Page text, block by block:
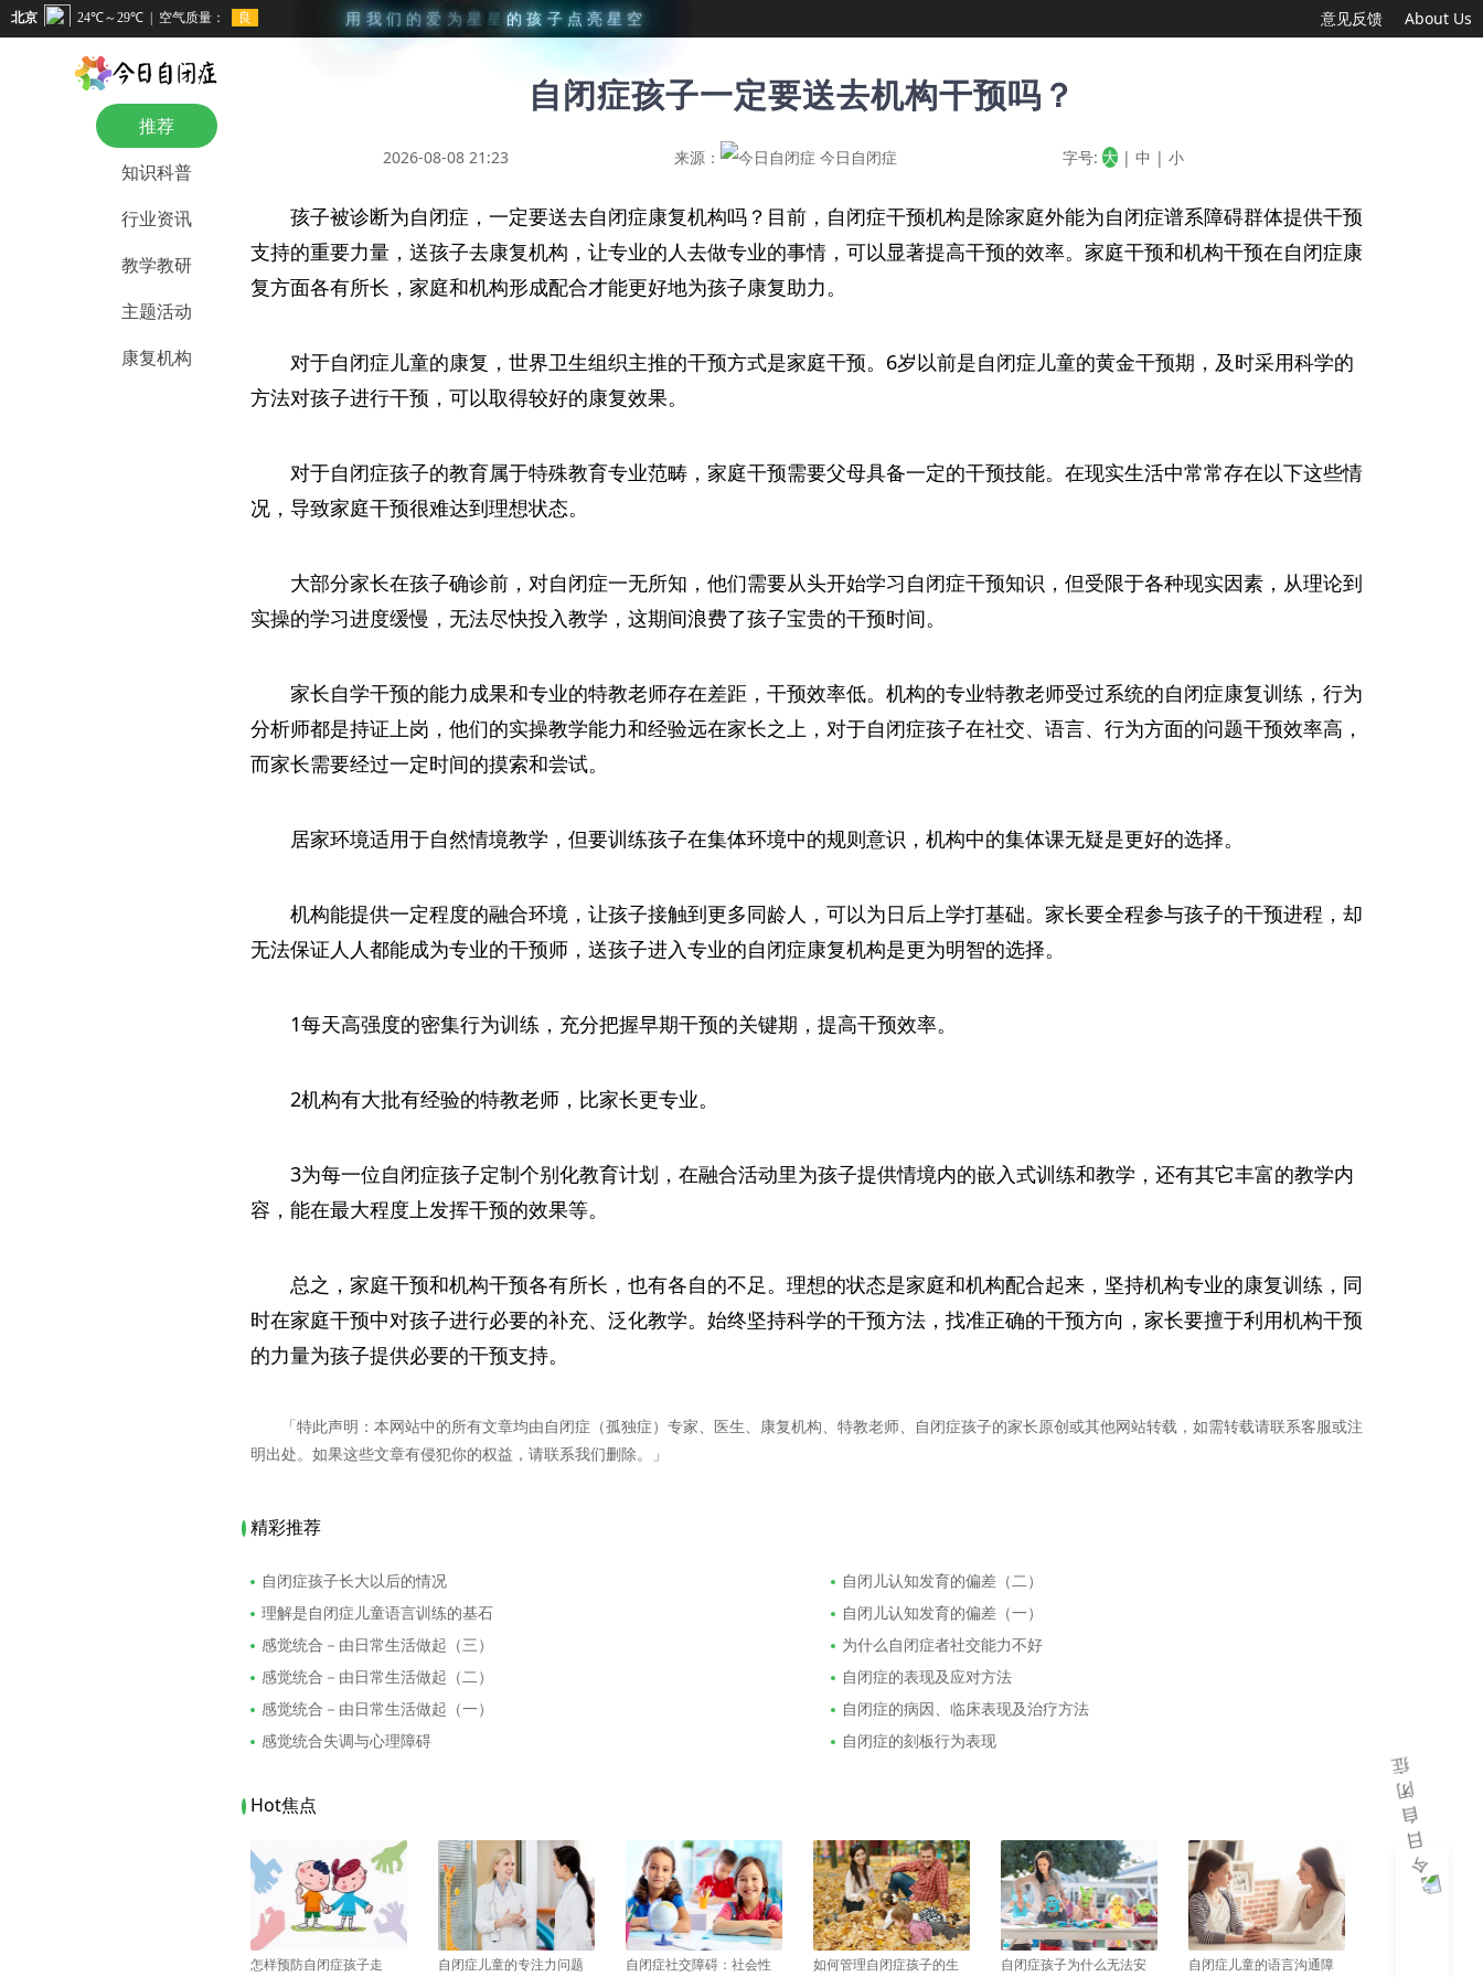
用 我 们 的 爱 为 星 星 的 孩 子 点 亮 星 空 意见反馈 About Us
推荐
知识科普
行业资讯
教学教研
主题活动
康复机构
自闭症孩子一定要送去机构干预吗？
2026-08-08 21:23 来源： 今日自闭症 字号: 大 | 中 | 小
孩子被诊断为自闭症，一定要送去自闭症康复机构吗？目前，自闭症干预机构是除家庭外能为自闭症谱系障碍群体提供干预
支持的重要力量，送孩子去康复机构，让专业的人去做专业的事情，可以显著提高干预的效率。家庭干预和机构干预在自闭症康
复方面各有所长，家庭和机构形成配合才能更好地为孩子康复助力。
对于自闭症儿童的康复，世界卫生组织主推的干预方式是家庭干预。6岁以前是自闭症儿童的黄金干预期，及时采用科学的
方法对孩子进行干预，可以取得较好的康复效果。
对于自闭症孩子的教育属于特殊教育专业范畴，家庭干预需要父母具备一定的干预技能。在现实生活中常常存在以下这些情
况，导致家庭干预很难达到理想状态。
大部分家长在孩子确诊前，对自闭症一无所知，他们需要从头开始学习自闭症干预知识，但受限于各种现实因素，从理论到
实操的学习进度缓慢，无法尽快投入教学，这期间浪费了孩子宝贵的干预时间。
家长自学干预的能力成果和专业的特教老师存在差距，干预效率低。机构的专业特教老师受过系统的自闭症康复训练，行为
分析师都是持证上岗，他们的实操教学能力和经验远在家长之上，对于自闭症孩子在社交、语言、行为方面的问题干预效率高，
而家长需要经过一定时间的摸索和尝试。
居家环境适用于自然情境教学，但要训练孩子在集体环境中的规则意识，机构中的集体课无疑是更好的选择。
机构能提供一定程度的融合环境，让孩子接触到更多同龄人，可以为日后上学打基础。家长要全程参与孩子的干预进程，却
无法保证人人都能成为专业的干预师，送孩子进入专业的自闭症康复机构是更为明智的选择。
1每天高强度的密集行为训练，充分把握早期干预的关键期，提高干预效率。
2机构有大批有经验的特教老师，比家长更专业。
3为每一位自闭症孩子定制个别化教育计划，在融合活动里为孩子提供情境内的嵌入式训练和教学，还有其它丰富的教学内
容，能在最大程度上发挥干预的效果等。
总之，家庭干预和机构干预各有所长，也有各自的不足。理想的状态是家庭和机构配合起来，坚持机构专业的康复训练，同
时在家庭干预中对孩子进行必要的补充、泛化教学。始终坚持科学的干预方法，找准正确的干预方向，家长要擅于利用机构干预
的力量为孩子提供必要的干预支持。
「特此声明：本网站中的所有文章均由自闭症（孤独症）专家、医生、康复机构、特教老师、自闭症孩子的家长原创或其他网站转载，如需转载请联系客服或注
明出处。如果这些文章有侵犯你的权益，请联系我们删除。」
精彩推荐
自闭症孩子长大以后的情况
理解是自闭症儿童语言训练的基石
感觉统合－由日常生活做起（三）
感觉统合－由日常生活做起（二）
感觉统合－由日常生活做起（一）
感觉统合失调与心理障碍
自闭儿认知发育的偏差（二）
自闭儿认知发育的偏差（一）
为什么自闭症者社交能力不好
自闭症的表现及应对方法
自闭症的病因、临床表现及治疗方法
自闭症的刻板行为表现
Hot焦点
怎样预防自闭症孩子走
自闭症儿童的专注力问题
自闭症社交障碍：社会性
如何管理自闭症孩子的生
自闭症孩子为什么无法安
自闭症儿童的语言沟通障